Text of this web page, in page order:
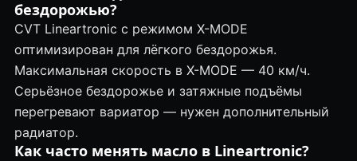
бездорожью?
CVT Lineartronic с режимом X-MODE
оптимизирован для лёгкого бездорожья.
Максимальная скорость в X-MODE — 40 км/ч.
Серьёзное бездорожье и затяжные подъёмы
перегревают вариатор — нужен дополнительный
радиатор.
Как часто менять масло в Lineartronic?